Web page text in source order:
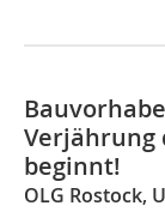
Verjährung
beginnt!
OLG Rostock,